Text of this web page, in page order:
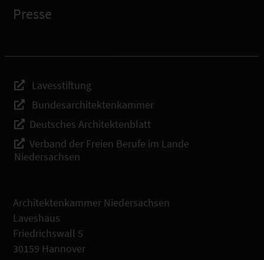
Presse
Lavesstiftung
Bundesarchitektenkammer
Deutsches Architektenblatt
Verband der Freien Berufe im Lande
Niedersachsen
Architektenkammer Niedersachsen
Laveshaus
Friedrichswall 5
30159 Hannover